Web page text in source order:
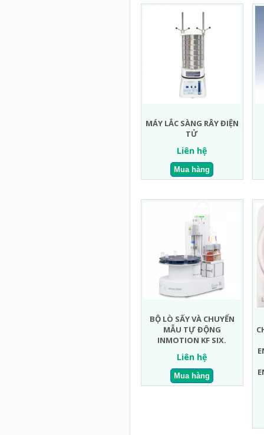
MÁY LẮC SÀNG RÂY ĐIỆN
TỬ
Liên hệ
BỘ LÒ SẤY VÀ CHUYỂN
MẪU TỰ ĐỘNG
INMOTION KF SIX.
Liên hệ